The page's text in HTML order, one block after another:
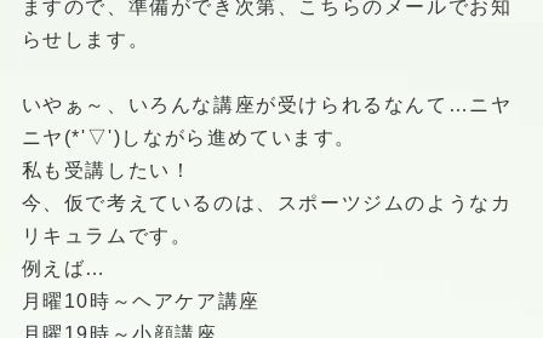
ますので、準備ができ次第、こちらのメールでお知
らせします。
いやぁ～、いろんな講座が受けられるなんて…ニヤ
ニヤ(*'▽')しながら進めています。
私も受講したい！
今、仮で考えているのは、スポーツジムのようなカ
リキュラムです。
例えば…
月曜10時～ヘアケア講座
月曜19時～小顔講座